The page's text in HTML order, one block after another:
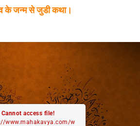
के जन्म से जुडी कथा।
Cannot access file!
www.mahakavya.com/w